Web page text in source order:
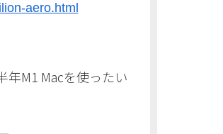
aero.html
年M1 Macを使ったい